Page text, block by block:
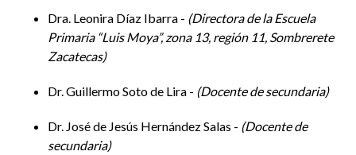
de realizar su trabajo de campo? ¿Qué debates existen en
torno al proceso de entrada a campo?
En este sentido, se han considerado un conjunto de
actividades que permitan discutir sobre estos
actividades que se realizarán en el marco de la Sexta
Semana Nacional de las Ciencias Sociales.
Dra. Leonira Díaz Ibarra - Directora de la Escuela
Primaria “Luis Moya”, zona 13, región 11, Sombrerete
Zacatecas
Dr. Guillermo Soto de Lira - Docente de secundaria
Dr. José de Jesús Hernández Salas - Docente de
secundaria